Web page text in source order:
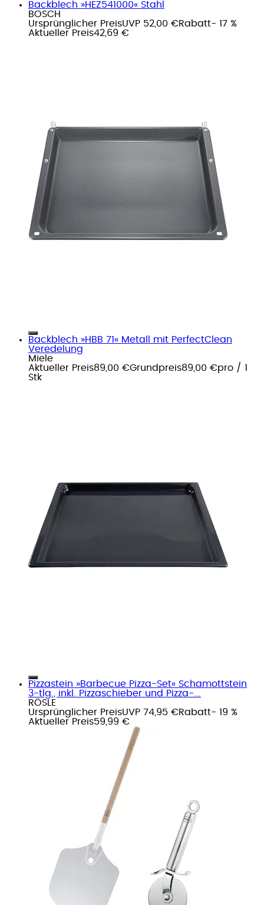
Backblech »HEZ541000« Stahl
BOSCH
Ursprünglicher PreisUVP 52,00 €Rabatt- 17 %
Aktueller Preis42,69 €
Backblech »HBB 71« Metall mit PerfectClean
Veredelung
Miele
Aktueller Preis89,00 €Grundpreis89,00 €pro / 1
Stk
Pizzastein »Barbecue Pizza-Set« Schamottstein
3-tlg., inkl. Pizzaschieber und Pizza-...
RÖSLE
Ursprünglicher PreisUVP 74,95 €Rabatt- 19 %
Aktueller Preis59,99 €